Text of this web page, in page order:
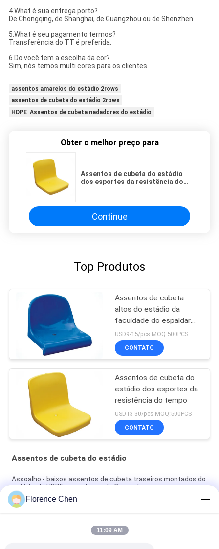
4.What é sua entrega porto?
De Chongqing, de Shanghai, de Guangzhou ou de Shenzhen
5.What é seu pagamento termos?
Transferência do TT é preferida.
6.Do você tem a escolha da cor?
Sim, nós temos multi cores para os clientes.
assentos amarelos do estádio 2rows
assentos de cubeta do estádio 2rows
HDPE Assentos de cubeta nadadores do estádio
Obter o melhor preço para
Assentos de cubeta do estádio
dos esportes da resistência do
Continue
Top Produtos
Assentos de cubeta
altos do estádio da
faculdade do espaldar
dos PP
USD9-15/pcs MOQ:500PCS
CONTATO
Assentos de cubeta do
estádio dos esportes da
resistência do tempo
USD13-30/pcs MOQ:500PCS
CONTATO
Assentos de cubeta do estádio
Assoalho - baixos assentos de cubeta traseiros montados do
estádio do HDPE para etapas de Concret
Cadeira do Bleacher do estádio do alto densidade dos
assentos de cubeta do estádio da audiência do polietileno
Bleacher exterior Seat da cadeira do estádio do HDPE da parte
Florence Chen
11:09 AM